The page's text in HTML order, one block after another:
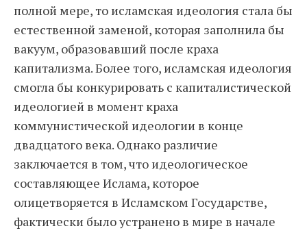
полной мере, то исламская идеология стала бы
естественной заменой, которая заполнила бы
вакуум, образовавший после краха
капитализма. Более того, исламская идеология
смогла бы конкурировать с капиталистической
идеологией в момент краха
коммунистической идеологии в конце
двадцатого века. Однако различие
заключается в том, что идеологическое
составляющее Ислама, которое
олицетворяется в Исламском Государстве,
фактически было устранено в мире в начале